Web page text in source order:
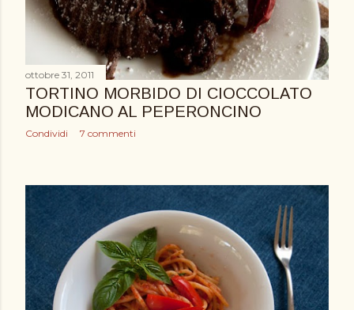
ottobre 31, 2011
TORTINO MORBIDO DI CIOCCOLATO
MODICANO AL PEPERONCINO
Condividi 7 commenti